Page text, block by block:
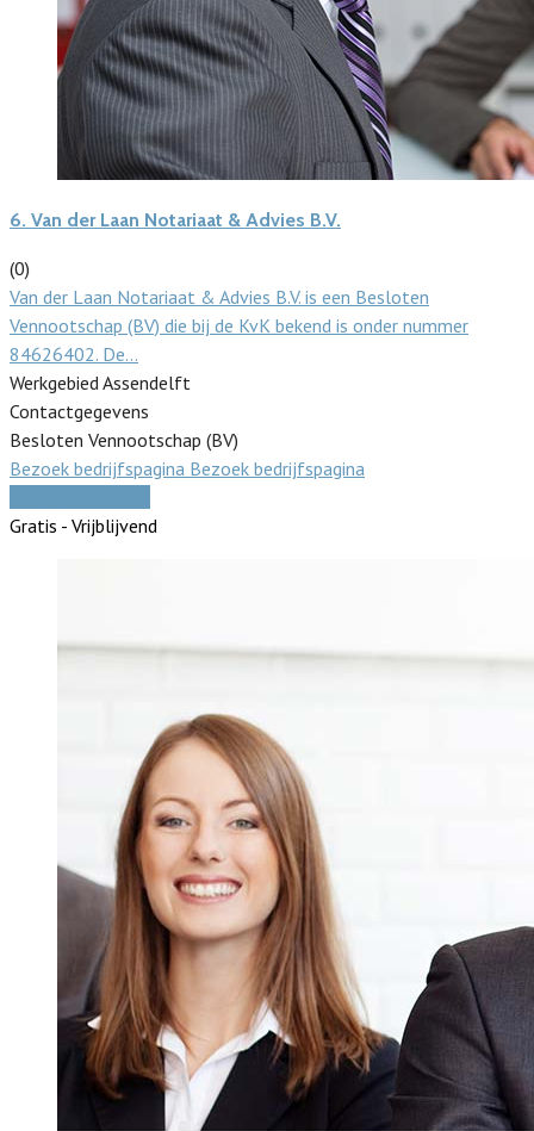
6. Van der Laan Notariaat & Advies B.V.
(0)
Van der Laan Notariaat & Advies B.V. is een Besloten
Vennootschap (BV) die bij de KvK bekend is onder nummer
84626402. De…
Werkgebied Assendelft
Contactgegevens
Besloten Vennootschap (BV)
Bezoek bedrijfspagina Bezoek bedrijfspagina
Gratis - Vrijblijvend